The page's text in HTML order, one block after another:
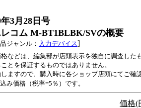
年3月28日号
コム M-BT1BLBK/SVの概要
ジャンル： 入力デバイス]
などは、編集部が店頭表示を独自に調査した
とを保証するものではありません。
ますので、購入時に各ショップ店頭にてご確
み価格（税率=5％）です。
価格(